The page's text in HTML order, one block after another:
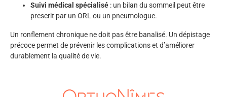
Suivi médical spécialisé : un bilan du sommeil peut être
prescrit par un ORL ou un pneumologue.
Un ronflement chronique ne doit pas être banalisé. Un dépistage
précoce permet de prévenir les complications et d’améliorer
durablement la qualité de vie.